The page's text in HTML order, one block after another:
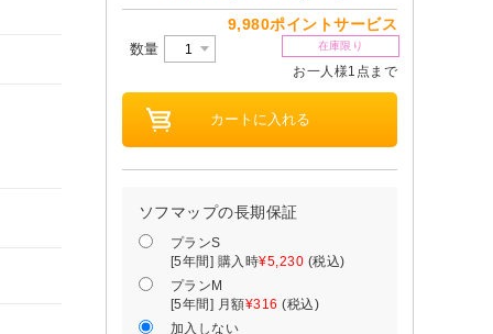
9,980ポイントサービス
数量 在庫限り
お一人様1点まで
ソフマップの長期保証
プランS
[5年間] 購入時¥5,230 (税込)
プランM
[5年間] 月額¥316 (税込)
加入しない